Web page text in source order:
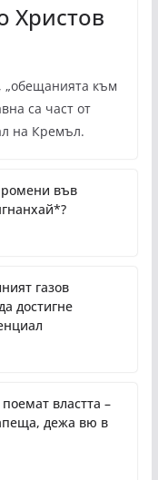
Христов
„обещанията към
са част от
на Кремъл.
във
газов
достигне
властта –
дежа вю в